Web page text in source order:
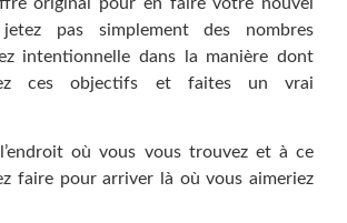
pas simplement des nombres
intentionnelle dans la manière dont
ces objectifs et faites un vrai
l’endroit où vous vous trouvez et à ce
faire pour arriver là où vous aimeriez